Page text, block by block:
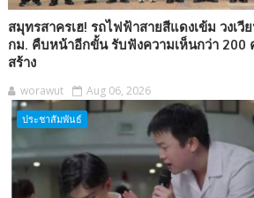
สมุทรสาครเฮ! รถไฟฟ้าสายสีแดงเข้ม วงเ
กม. คืบหน้าอีกขั้น รับฟังความเห็นกว่า 200
สร้าง
worawut Aug 06, 2026
ประชาสัมพันธ์